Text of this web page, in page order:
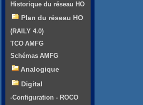
Historique du réseau HO
Plan du réseau HO
(RAILY 4.0)
TCO AMFG
Schémas AMFG
Analogique
Digital
-Configuration - ROCO